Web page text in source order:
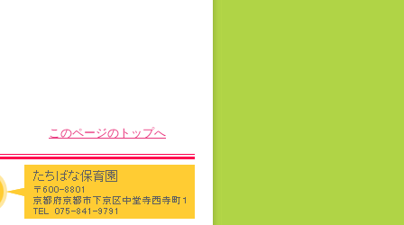
このページのトップへ